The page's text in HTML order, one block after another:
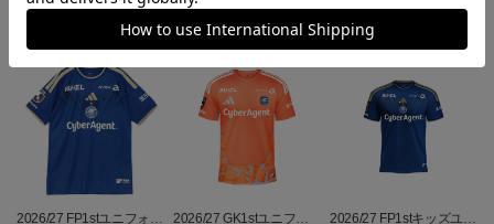
2026/27 FP1stユニフォー
2026/27 GK1stユニフォ
2026/27 FP1stキッズユニ